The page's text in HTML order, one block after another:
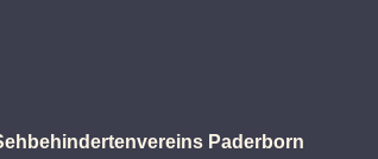
Paderborn